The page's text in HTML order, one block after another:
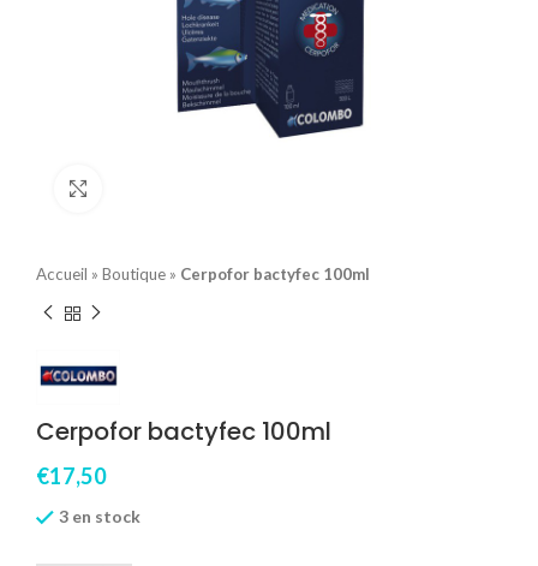
Accueil » Boutique » Cerpofor bactyfec 100ml
Cerpofor bactyfec 100ml
€17,50
3 en stock